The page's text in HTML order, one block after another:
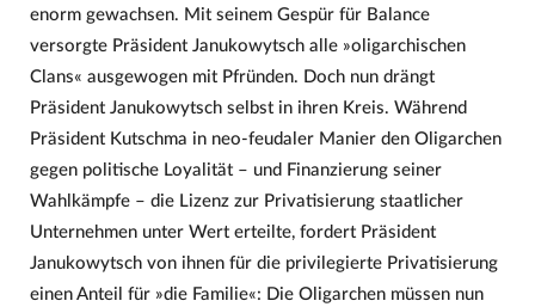
enorm gewachsen. Mit seinem Gespür für Balance
versorgte Präsident Janukowytsch alle »oligarchischen
Clans« ausgewogen mit Pfründen. Doch nun drängt
Präsident Janukowytsch selbst in ihren Kreis. Während
Präsident Kutschma in neo-feudaler Manier den Oligarchen
gegen politische Loyalität – und Finanzierung seiner
Wahlkämpfe – die Lizenz zur Privatisierung staatlicher
Unternehmen unter Wert erteilte, fordert Präsident
Janukowytsch von ihnen für die privilegierte Privatisierung
einen Anteil für »die Familie«: Die Oligarchen müssen nun